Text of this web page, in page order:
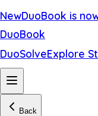
NewDuoBook is
DuoBook
DuoSolveExplore
Back